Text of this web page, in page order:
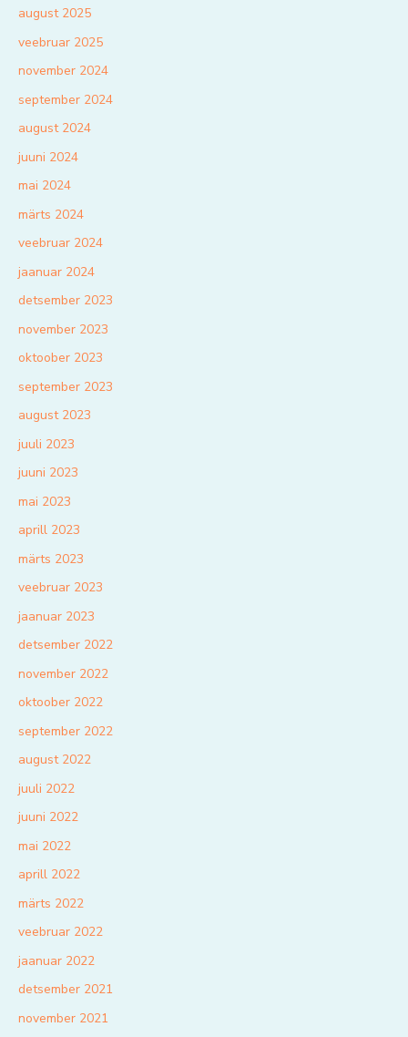
august 2025
veebruar 2025
november 2024
september 2024
august 2024
juuni 2024
mai 2024
märts 2024
veebruar 2024
jaanuar 2024
detsember 2023
november 2023
oktoober 2023
september 2023
august 2023
juuli 2023
juuni 2023
mai 2023
aprill 2023
märts 2023
veebruar 2023
jaanuar 2023
detsember 2022
november 2022
oktoober 2022
september 2022
august 2022
juuli 2022
juuni 2022
mai 2022
aprill 2022
märts 2022
veebruar 2022
jaanuar 2022
detsember 2021
november 2021